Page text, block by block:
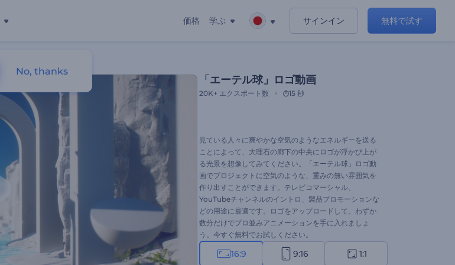
価格 学ぶ サインイン 無料で試す
「エーテル球」ロゴ動画
20K+ エクスポート数 15 秒
見ている人々に爽やかな空気のようなエネルギーを送る
ことによって、大理石の廊下の中央にロゴが浮かび上が
る光景を想像してみてください。「エーテル球」ロゴ動
画でプロジェクトに空気のような、重みの無い雰囲気を
作り出すことができます。テレビコマーシャル、
YouTubeチャンネルのイントロ、製品プロモーションな
どの用途に最適です。ロゴをアップロードして、わずか
数分だけでプロ並みアニメーションを手に入れましょ
う。今すぐ無料でお試しください。
16:9 9:16 1:1
No, thanks